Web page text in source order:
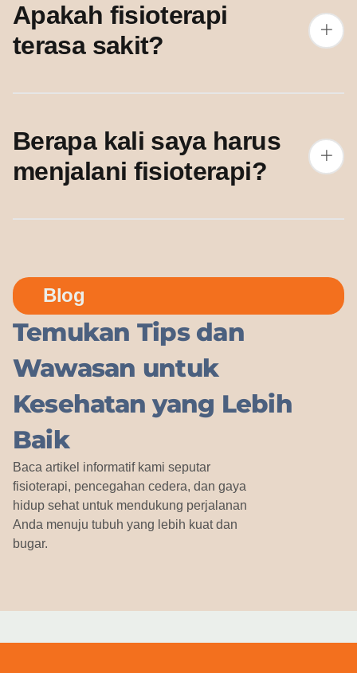
Apakah fisioterapi
terasa sakit?
Berapa kali saya harus
menjalani fisioterapi?
Blog
Temukan Tips dan
Wawasan untuk
Kesehatan yang Lebih
Baik
Baca artikel informatif kami seputar
fisioterapi, pencegahan cedera, dan gaya
hidup sehat untuk mendukung perjalanan
Anda menuju tubuh yang lebih kuat dan
bugar.